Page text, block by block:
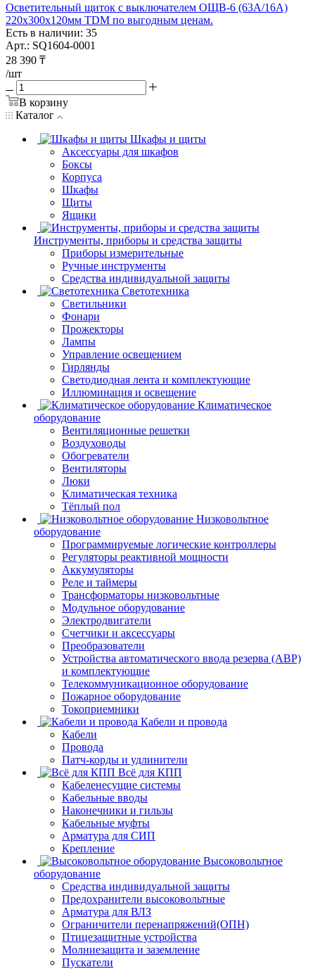
Осветительный щиток с выключателем ОЩВ-6 (63А/16А)
220х300х120мм TDM по выгодным ценам.
Есть в наличии: 35
Арт.: SQ1604-0001
28 390 ₸
/шт
В корзину
Каталог
Шкафы и щиты
Аксессуары для шкафов
Боксы
Корпуса
Шкафы
Щиты
Ящики
Инструменты, приборы и средства защиты
Приборы измерительные
Ручные инструменты
Средства индивидуальной защиты
Светотехника
Светильники
Фонари
Прожекторы
Лампы
Управление освещением
Гирлянды
Светодиодная лента и комплектующие
Иллюминация и освещение
Климатическое
оборудование
Вентиляционные решетки
Воздуховоды
Обогреватели
Вентиляторы
Люки
Климатическая техника
Тёплый пол
Низковольтное
оборудование
Программируемые логические контроллеры
Регуляторы реактивной мощности
Аккумуляторы
Реле и таймеры
Трансформаторы низковольтные
Модульное оборудование
Электродвигатели
Счетчики и аксессуары
Преобразователи
Устройства автоматического ввода резерва (АВР)
и комплектующие
Телекоммуникационное оборудование
Пожарное оборудование
Токоприемники
Кабели и провода
Кабели
Провода
Патч-корды и удлинители
Всё для КПП
Кабеленесущие системы
Кабельные вводы
Наконечники и гильзы
Кабельные муфты
Арматура для СИП
Крепление
Высоковольтное
оборудование
Средства индивидуальной защиты
Предохранители высоковольтные
Арматура для ВЛЗ
Ограничители перенапряжений(ОПН)
Птицезащитные устройства
Молниезащита и заземление
Пускатели